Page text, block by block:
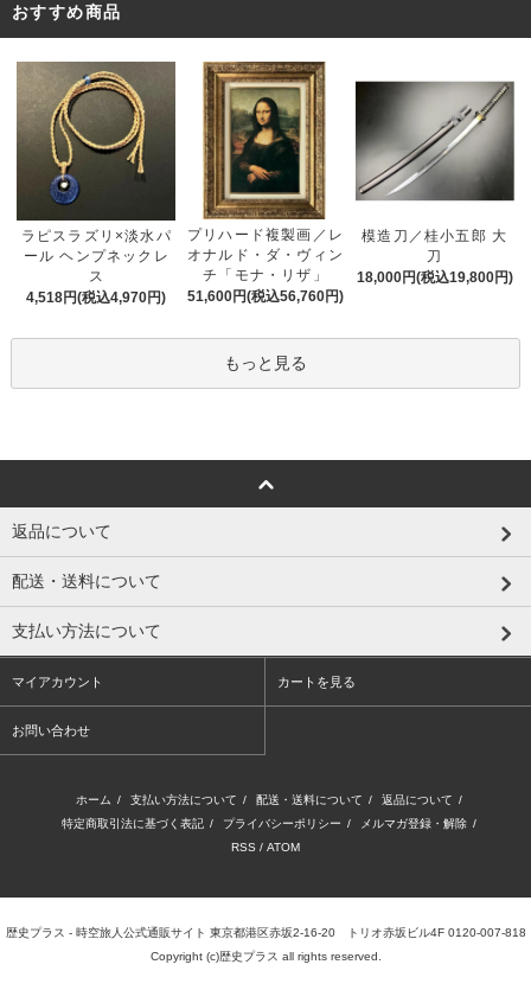
おすすめ商品
ラピスラズリ×淡水パ
ール ヘンプネックレ
ス
4,518円(税込4,970円)
プリハード複製画／レ
オナルド・ダ・ヴィン
チ「モナ・リザ」
51,600円(税込56,760円)
模造刀／桂小五郎 大
刀
18,000円(税込19,800円)
もっと見る
返品について
配送・送料について
支払い方法について
マイアカウント カートを見る
お問い合わせ
ホーム / 支払い方法について / 配送・送料について / 返品について /
特定商取引法に基づく表記 / プライバシーポリシー / メルマガ登録・解除 /
RSS / ATOM
歴史プラス - 時空旅人公式通販サイト 東京都港区赤坂2-16-20 トリオ赤坂ビル4F 0120-007-818
Copyright (c)歴史プラス all rights reserved.